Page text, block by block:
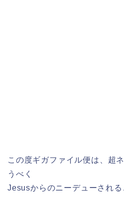
この度ギガファイル便は、超
うべく
Jesusからのニーデューされる